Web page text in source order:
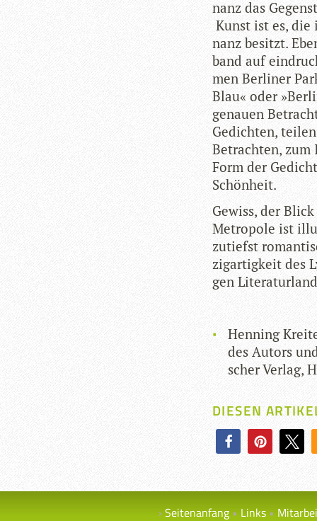
nanz das
Kunst ist es, die
nanz besitzt.
band auf
men Ber­li­ner
Blau« oder
genauen
Gedich­ten,
Betrach­ten,
Form der
Schönheit.
Gewiss, der
Metro­pole ist
zutiefst
zig­ar­tig­keit des
gen
Hen­ning
des Autors
scher Ver­lag,
DIESEN
Seitenanfang Links